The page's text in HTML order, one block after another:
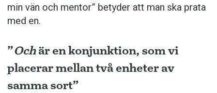
min vän och mentor” betyder att man ska prata
med en.
”Ochär en konjunktion, som vi
placerar mellan två enheter av
samma sort”